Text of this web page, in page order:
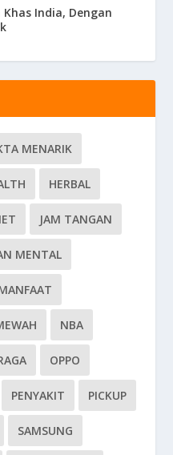
India, Dengan
MENARIK
HERBAL
JAM TANGAN
MENTAL
NBA
OPPO
PENYAKIT PICKUP
SAMSUNG